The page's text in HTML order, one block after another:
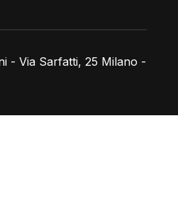
- Via Sarfatti, 25 Milano -